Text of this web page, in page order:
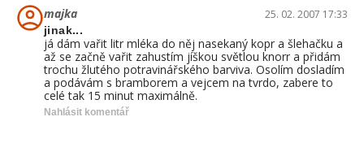
majka 25. 02. 2007 17:33
jinak...
já dám vařit litr mléka do něj nasekaný kopr a šlehačku a
až se začně vařit zahustím jíškou světlou knorr a přidám
trochu žlutého potravinářského barviva. Osolím dosladím
a podávám s bramborem a vejcem na tvrdo, zabere to
celé tak 15 minut maximálně.
Nahlásit komentář